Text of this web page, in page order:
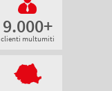
9.000+
clienti multumiti